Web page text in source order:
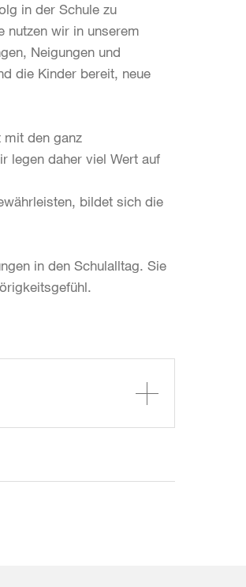
in der Schule zu
nutzen wir in unserem
Neigungen und
die Kinder bereit, neue
mit den ganz
legen daher viel Wert auf
bildet sich die
in den Schulalltag. Sie